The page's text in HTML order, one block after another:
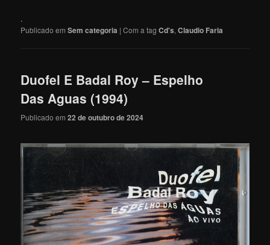
.
Publicado em Sem categoria |Com a tagCd's,Claudio Faria
Duofel E Badal Roy – Espelho
Das Aguas (1994)
Publicado em22 de outubro de 2024